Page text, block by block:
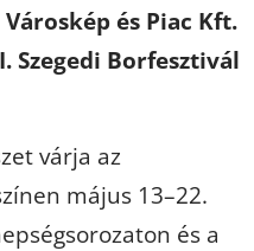
és Piac Kft.
Szegedi Borfesztivál
várja az
május 13–22.
és a